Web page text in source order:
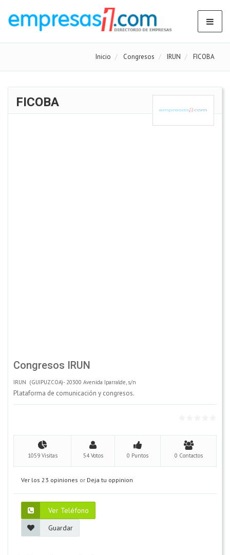
Inicio Congresos IRUN FICOBA
FICOBA
Congresos IRUN
IRUN (GUIPUZCOA)- 20300 Avenida Iparralde, s/n
Plataforma de comunicación y congresos.
1059 Visitas 54 Votos 0 Puntos 0 Contactos
Ver los 23 opiniones or Deja tu oppinion
Ver Teléfono
Guardar